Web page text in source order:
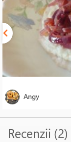
Angy
Recenzii (2)